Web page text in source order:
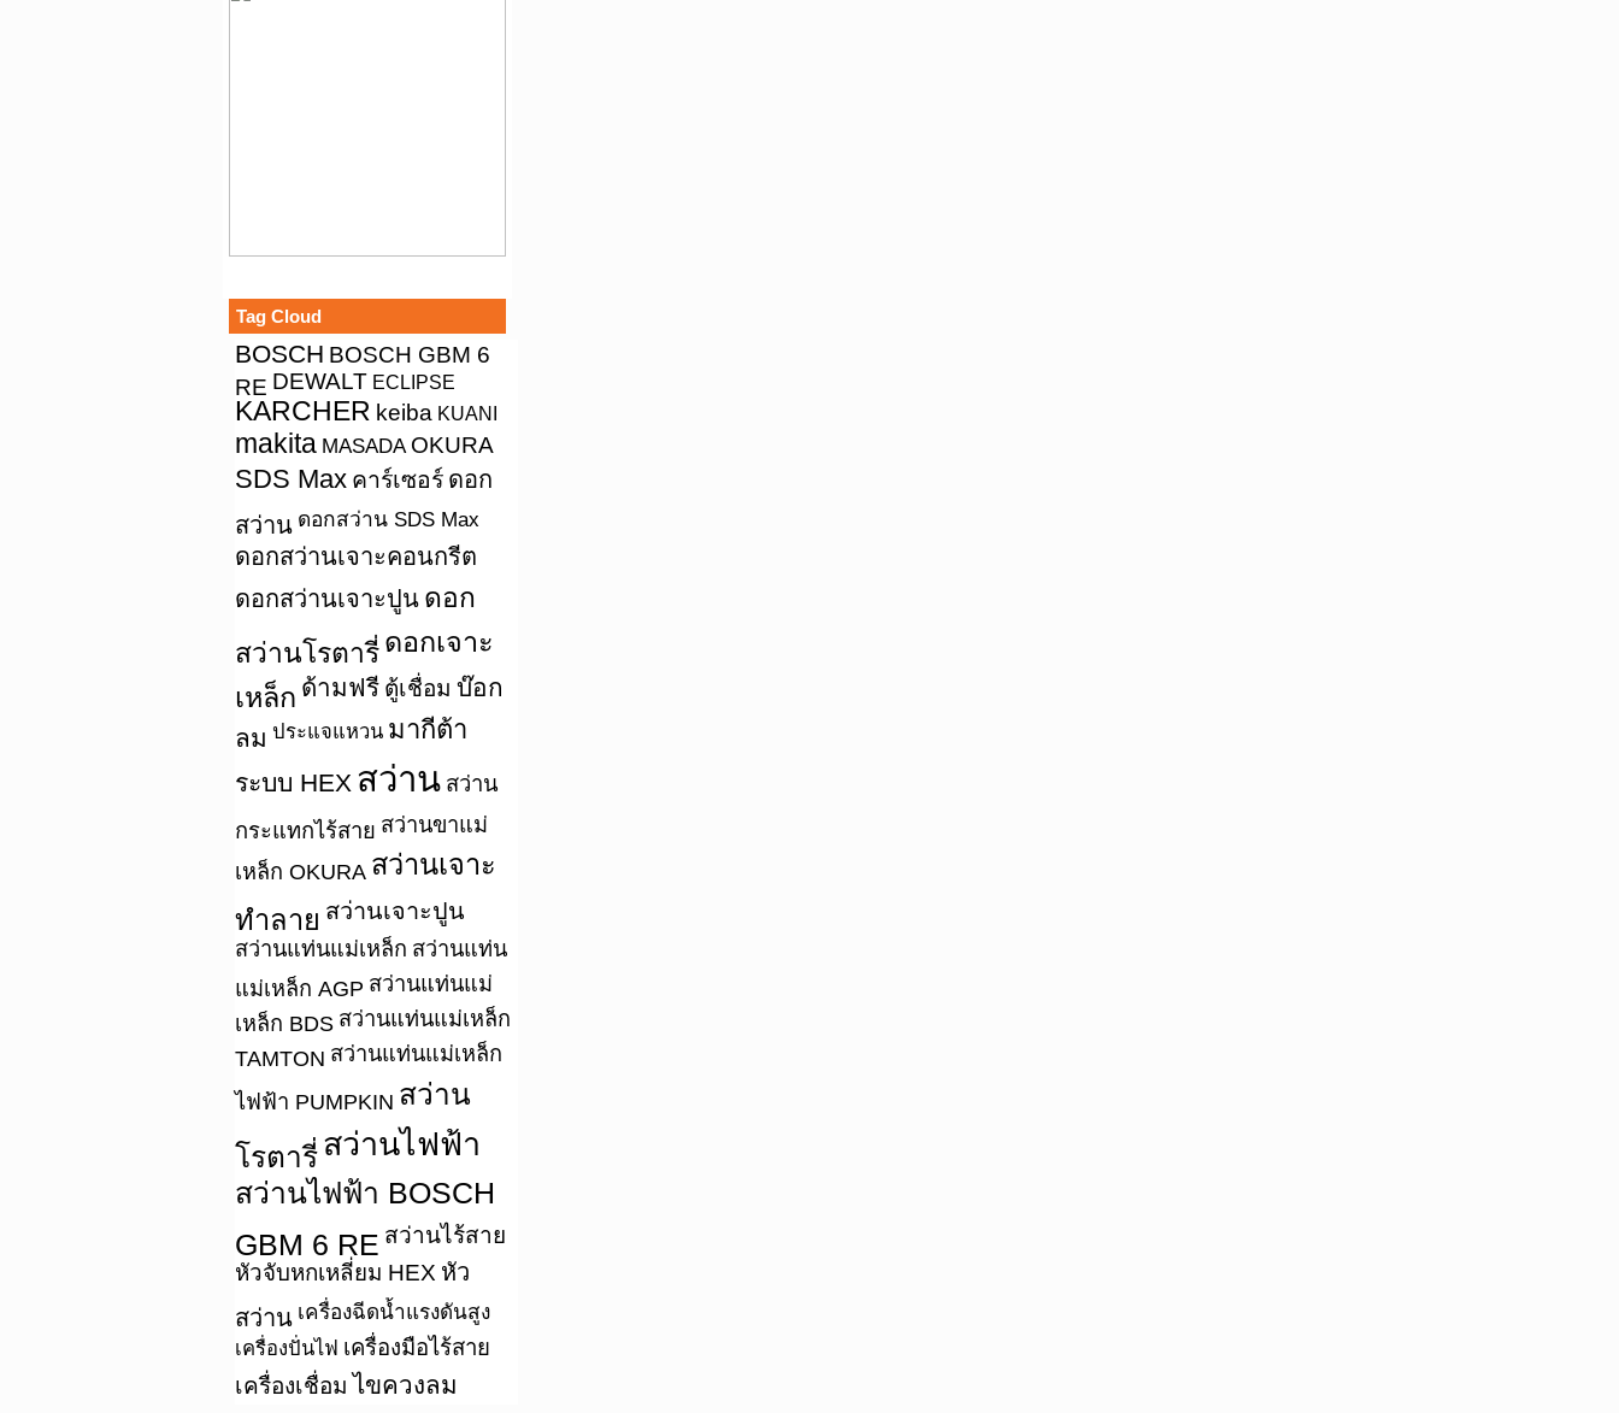
Tag Cloud
BOSCH BOSCH GBM 6
RE DEWALT ECLIPSE
KARCHER keiba KUANI
makita MASADA OKURA
SDS Max คาร์เซอร์ ดอก
สว่าน ดอกสว่าน SDS Max
ดอกสว่านเจาะคอนกรีต
ดอกสว่านเจาะปูน ดอก
สว่านโรตารี่ ดอกเจาะ
เหล็ก ด้ามฟรี ตู้เชื่อม บ๊อก
ลม ประแจแหวน มากีต้า
ระบบ HEX สว่าน สว่าน
กระแทกไร้สาย สว่านขาแม่
เหล็ก OKURA สว่านเจาะ
ทำลาย สว่านเจาะปูน
สว่านแท่นแม่เหล็ก สว่านแท่น
แม่เหล็ก AGP สว่านแท่นแม่
เหล็ก BDS สว่านแท่นแม่เหล็ก
TAMTON สว่านแท่นแม่เหล็ก
ไฟฟ้า PUMPKIN สว่าน
โรตารี่ สว่านไฟฟ้า
สว่านไฟฟ้า BOSCH
GBM 6 RE สว่านไร้สาย
หัวจับหกเหลี่ยม HEX หัว
สว่าน เครื่องฉีดน้ำแรงดันสูง
เครื่องปั่นไฟ เครื่องมือไร้สาย
เครื่องเชื่อม ไขควงลม